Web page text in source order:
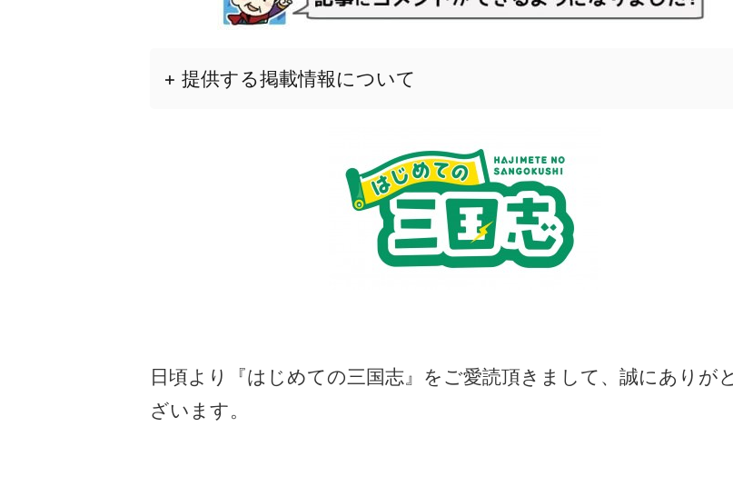
+ 提供する掲載情報について
日頃より『はじめての三国志』をご愛読頂きまして、誠にありが
ざいます。